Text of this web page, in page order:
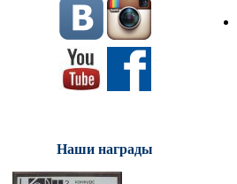
Наши награды